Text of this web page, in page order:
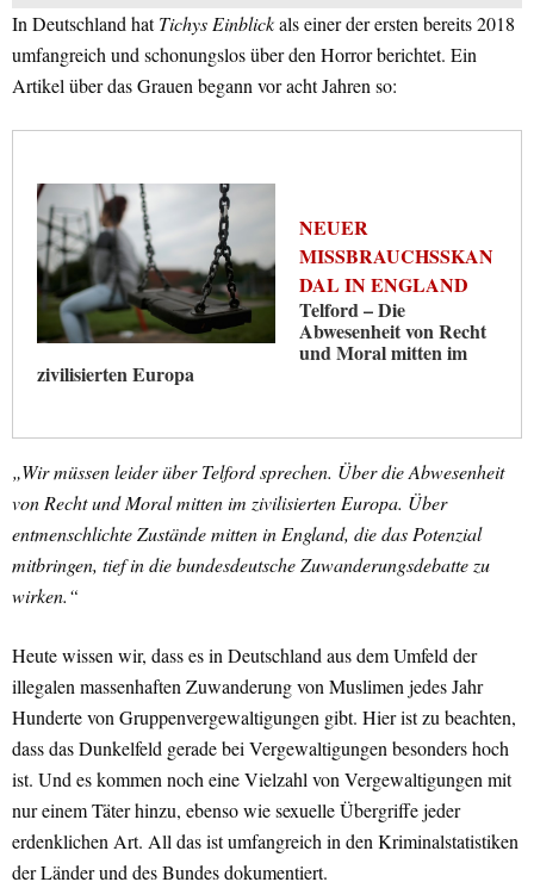
In Deutschland hatTichys Einblickals einer der ersten bereits 2018
umfangreich und schonungslos über den Horror berichtet. Ein
Artikel über das Grauen begann vor acht Jahren so:
NEUER
MISSBRAUCHSSKAN
DAL IN ENGLAND
Telford – Die
Abwesenheit von Recht
und Moral mitten im
zivilisierten Europa
„Wir müssen leider über Telford sprechen. Über die Abwesenheit
von Recht und Moral mitten im zivilisierten Europa. Über
entmenschlichte Zustände mitten in England, die das Potenzial
mitbringen, tief in die bundesdeutsche Zuwanderungsdebatte zu
wirken.“
Heute wissen wir, dass es in Deutschland aus dem Umfeld der
illegalen massenhaften Zuwanderung von Muslimen jedes Jahr
Hunderte von Gruppenvergewaltigungen gibt. Hier ist zu beachten,
dass das Dunkelfeld gerade bei Vergewaltigungen besonders hoch
ist. Und es kommen noch eine Vielzahl von Vergewaltigungen mit
nur einem Täter hinzu, ebenso wie sexuelle Übergriffe jeder
erdenklichen Art. All das ist umfangreich in den Kriminalstatistiken
der Länder und des Bundes dokumentiert.